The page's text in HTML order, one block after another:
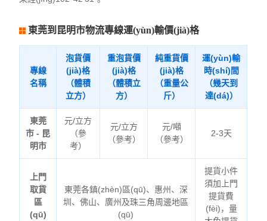
東莞到昆明市物流專線運(yùn)輸價(jià)格
專線
名稱
泡貨價
(jià)格
（體積
立方）
重泡貨價
(jià)格
（體積立
方）
純重貨價
(jià)格
（重量公
斤）
運(yùn)輸
時(shí)間
（幾天到
達(dá)）
東莞
市 - 昆
明市
元/立方
（參
考）
元/立方
（參考）
元/噸
（參考）
2-3天
上門
取貨
區
(qū)
東莞各鎮(zhèn)區(qū)、惠州、深
圳、佛山、廣州及珠三角周邊地區
(qū)
提貨小件
須加上門
提貨費
(fèi)，量